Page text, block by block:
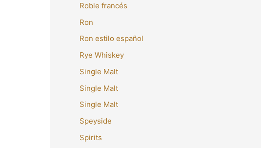
Roble francés
Ron
Ron estilo español
Rye Whiskey
Single Malt
Single Malt
Single Malt
Speyside
Spirits